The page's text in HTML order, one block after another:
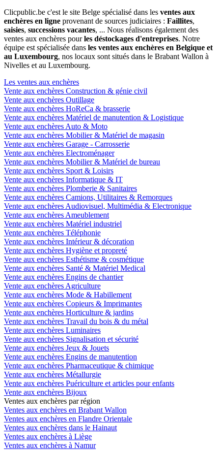
Clicpublic.be c'est le site Belge spécialisé dans les ventes aux
enchères en ligne provenant de sources judiciaires : Faillites,
saisies, successions vacantes, ... Nous réalisons également des
ventes aux enchères pourles déstockages d'entreprises. Notre
équipe est spécialisée dans les ventes aux enchères en Belgique et
au Luxembourg, nos locaux sont situés dans le Brabant Wallon à
Nivelles et au Luxembourg.
Les ventes aux enchères
Vente aux enchères Construction & génie civil
Vente aux enchères Outillage
Vente aux enchères HoReCa & brasserie
Vente aux enchères Matériel de manutention & Logistique
Vente aux enchères Auto & Moto
Vente aux enchères Mobilier & Matériel de magasin
Vente aux enchères Garage - Carrosserie
Vente aux enchères Electroménager
Vente aux enchères Mobilier & Matériel de bureau
Vente aux enchères Sport & Loisirs
Vente aux enchères Informatique & IT
Vente aux enchères Plomberie & Sanitaires
Vente aux enchères Camions, Utilitaires & Remorques
Vente aux enchères Audiovisuel, Multimédia & Electronique
Vente aux enchères Ameublement
Vente aux enchères Matériel industriel
Vente aux enchères Téléphonie
Vente aux enchères Intérieur & décoration
Vente aux enchères Hygiène et propreté
Vente aux enchères Esthétisme & cosmétique
Vente aux enchères Santé & Matériel Medical
Vente aux enchères Engins de chantier
Vente aux enchères Agriculture
Vente aux enchères Mode & Habillement
Vente aux enchères Copieurs & Imprimantes
Vente aux enchères Horticulture & jardins
Vente aux enchères Travail du bois & du métal
Vente aux enchères Luminaires
Vente aux enchères Signalisation et sécurité
Vente aux enchères Jeux & Jouets
Vente aux enchères Engins de manutention
Vente aux enchères Pharmaceutique & chimique
Vente aux enchères Métallurgie
Vente aux enchères Puériculture et articles pour enfants
Vente aux enchères Bijoux
Ventes aux enchères par région
Ventes aux enchères en Brabant Wallon
Ventes aux enchères en Flandre Orientale
Ventes aux enchères dans le Hainaut
Ventes aux enchères à Liège
Ventes aux enchères à Namur